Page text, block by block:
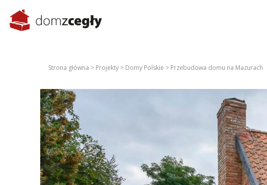
Strona główna > Projekty > Domy Polskie > Przebudowa domu na Mazurach